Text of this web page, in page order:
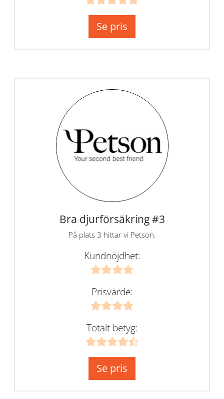
Se pris
Bra djurförsäkring #3
På plats 3 hittar vi Petson.
Kundnöjdhet:
Prisvärde:
Totalt betyg:
Se pris